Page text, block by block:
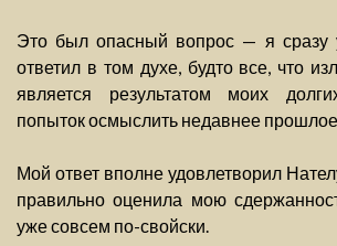
Это был опасный вопрос — я сразу
ответил в том духе, будто все, что
является результатом моих
попыток осмыслить недавнее
Мой ответ вполне удовлетворил
правильно оценила мою
уже совсем по-свойски.